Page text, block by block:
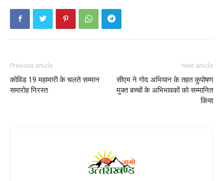
Previous article
कोविड 19 महामारी के चलते सम्मान
समारोह निरस्त
Next article
सीएम ने गोद अभियान के तहत कुपोषण
मुक्त बच्चों के अभिभावकों को सम्मानित
किया